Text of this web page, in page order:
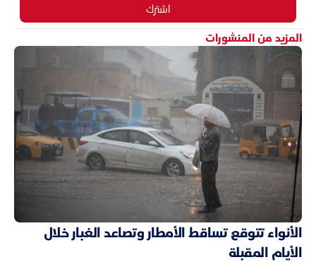
اشترك
المزيد من المنشورات
الأنواء تتوقع تساقط الأمطار وتصاعد الغبار خلال
الأيام المقبلة